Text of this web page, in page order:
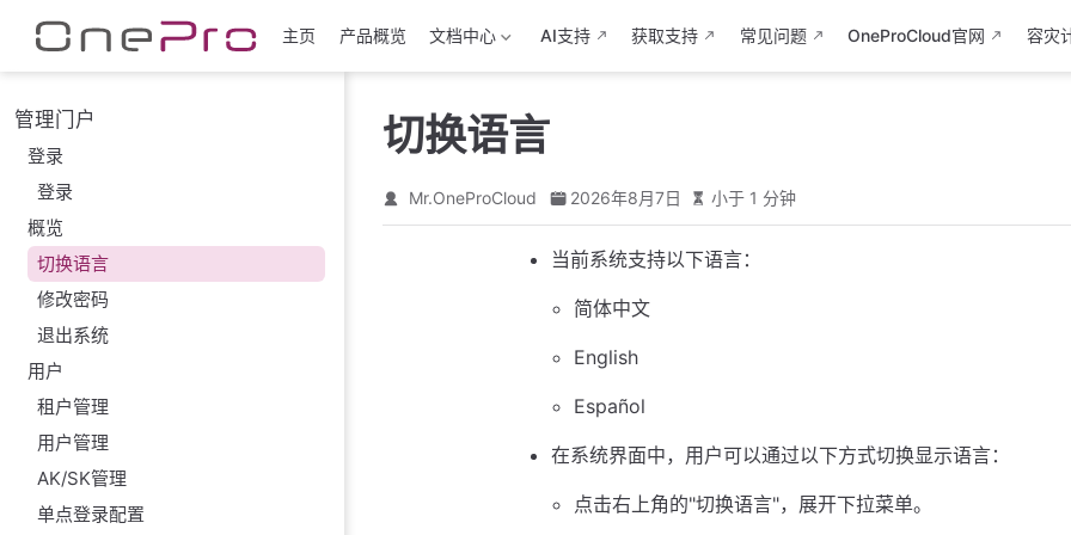
跳至主要內容
主页
产品概览 文档中心 AI支持 获取支持 常见问题 OneProCloud官网 容灾
管理门户
登录
登录
概览
切换语言
修改密码
退出系统
用户
租户管理
用户管理
AK/SK管理
单点登录配置
切换语言
Mr.OneProCloud 2026年8月7日 小于 1 分钟
当前系统支持以下语言：
简体中文
English
Español
在系统界面中，用户可以通过以下方式切换显示语言：
点击右上角的"切换语言"，展开下拉菜单。